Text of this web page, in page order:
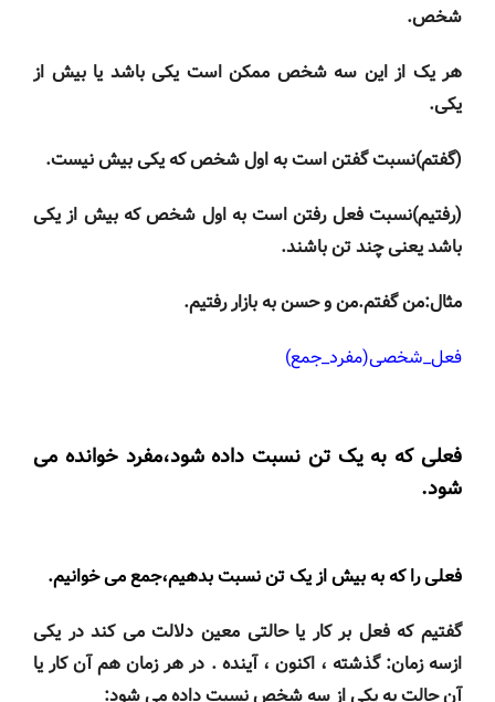
شخص.
هر یک از این سه شخص ممکن است یکی باشد یا بیش از
یکی.
(گفتم)نسبت گفتن است به اول شخص که یکی بیش نیست.
(رفتیم)نسبت فعل رفتن است به اول شخص که بیش از یکی
باشد یعنی چند تن باشند.
مثال:من گفتم.من و حسن به بازار رفتیم.
فعل_شخصی(مفرد_جمع)
فعلی که به یک تن نسبت داده شود،مفرد خوانده می
شود.
فعلی را که به بیش از یک تن نسبت بدهیم،جمع می خوانیم.
گفتیم که فعل بر کار یا حالتی معین دلالت می کند در یکی
ازسه زمان: گذشته ، اکنون ، آینده . در هر زمان هم آن کار یا
آن حالت به یکی از سه شخص نسبت داده می شود: